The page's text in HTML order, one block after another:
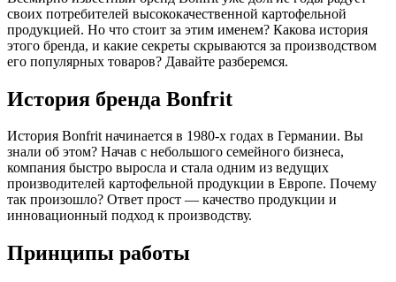
своих потребителей высококачественной картофельной
продукцией. Но что стоит за этим именем? Какова история
этого бренда, и какие секреты скрываются за производством
его популярных товаров? Давайте разберемся.
История бренда Bonfrit
История Bonfrit начинается в 1980-х годах в Германии. Вы
знали об этом? Начав с небольшого семейного бизнеса,
компания быстро выросла и стала одним из ведущих
производителей картофельной продукции в Европе. Почему
так произошло? Ответ прост — качество продукции и
инновационный подход к производству.
Принципы работы